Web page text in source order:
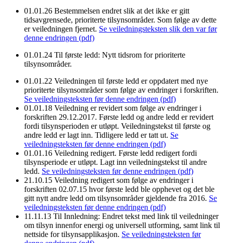
01.01.26 Bestemmelsen endret slik at det ikke er gitt
tidsavgrensede, prioriterte tilsynsområder. Som følge av dette
er veiledningen fjernet. Se veiledningsteksten slik den var før
denne endringen (pdf)
01.01.24 Til første ledd: Nytt tidsrom for prioriterte
tilsynsområder.
01.01.22 Veiledningen til første ledd er oppdatert med nye
prioriterte tilsynsområder som følge av endringer i forskriften.
Se veiledningsteksten før denne endringen (pdf)
01.01.18 Veiledning er revidert som følge av endringer i
forskriften 29.12.2017. Første ledd og andre ledd er revidert
fordi tilsynsperioden er utløpt. Veiledningstekst til første og
andre ledd er lagt inn. Tidligere ledd er tatt ut. Se
veiledningsteksten før denne endringen (pdf)
01.01.16 Veiledning redigert. Første ledd redigert fordi
tilsynsperiode er utløpt. Lagt inn veiledningstekst til andre
ledd. Se veiledningsteksten før denne endringen (pdf)
21.10.15 Veiledning redigert som følge av endringer i
forskriften 02.07.15 hvor første ledd ble opphevet og det ble
gitt nytt andre ledd om tilsynsområder gjeldende fra 2016. Se
veiledningsteksten før denne endringen (pdf)
11.11.13 Til Innledning: Endret tekst med link til veiledninger
om tilsyn innenfor energi og universell utforming, samt link til
nettside for tilsynsapplikasjon. Se veiledningsteksten før